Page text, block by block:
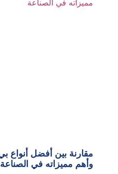
وأهم مميزاته في الصناعة